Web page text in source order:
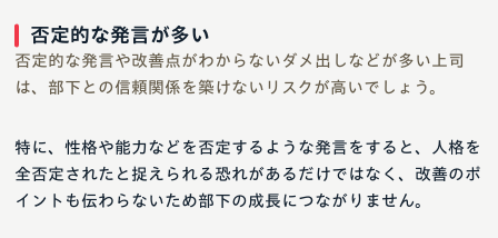
否定的な発言が多い
否定的な発言や改善点がわからないダメ出しなどが多い上司
は、部下との信頼関係を築けないリスクが高いでしょう。
特に、性格や能力などを否定するような発言をすると、人格を
全否定されたと捉えられる恐れがあるだけではなく、改善のポ
イントも伝わらないため部下の成長につながりません。